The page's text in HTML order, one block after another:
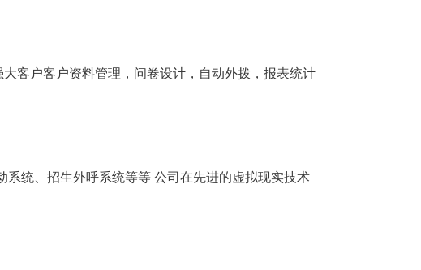
客户客户资料管理，问卷设计，自动外拨，报表统计
统、招生外呼系统等等 公司在先进的虚拟现实技术